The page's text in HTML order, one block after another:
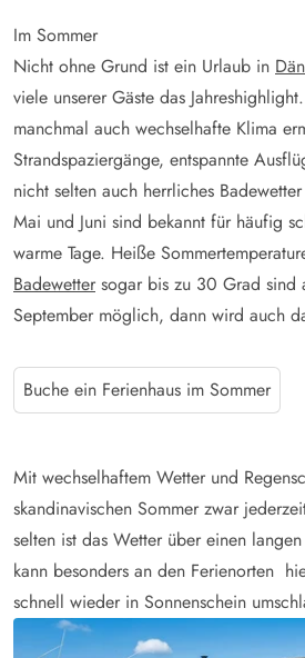
Im Sommer
Nicht ohne Grund ist ein Urlaub in
viele unserer Gäste das
manchmal auch wechselhafte Klima
Strandspaziergänge, entspannte
nicht selten auch herrliches
Mai und Juni sind bekannt für häufig
warme Tage. Heiße
Badewetter sogar bis zu 30 Grad sind
September möglich, dann wird auch
Buche ein Ferienhaus im Sommer
Mit wechselhaftem Wetter und
skandinavischen Sommer zwar
selten ist das Wetter über einen
kann besonders an den Ferienorten
schnell wieder in Sonnenschein